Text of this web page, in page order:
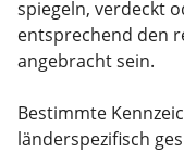
spiegeln, verdeckt
entsprechend den
angebracht sein.
Bestimmte
länderspezifisch